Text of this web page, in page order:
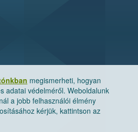
megismerheti, hogyan
adatai védelméről. Weboldalunk
a jobb felhasználói élmény
kérjük, kattintson az